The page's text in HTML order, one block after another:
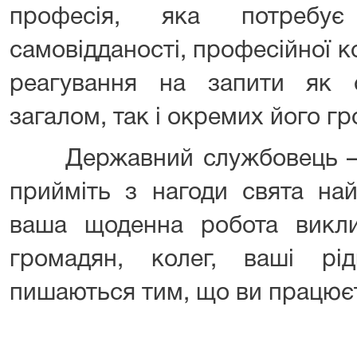
професія, яка
самовідданості, професійної
реагування на запити як
загалом, так і окремих його
Державний службовець –
прийміть з нагоди свята
ваша щоденна робота
громадян, колег, ваші
пишаються тим, що ви